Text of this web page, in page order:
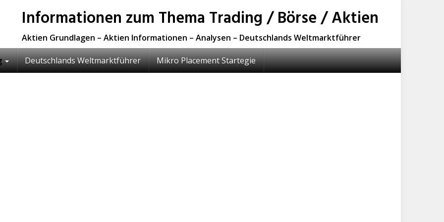
Informationen zum Thema Trading / Börse / Aktien
Aktien Grundlagen – Aktien Informationen – Analysen – Deutschlands Weltmarktführer
Deutschlands Weltmarktführer Mikro Placement Startegie